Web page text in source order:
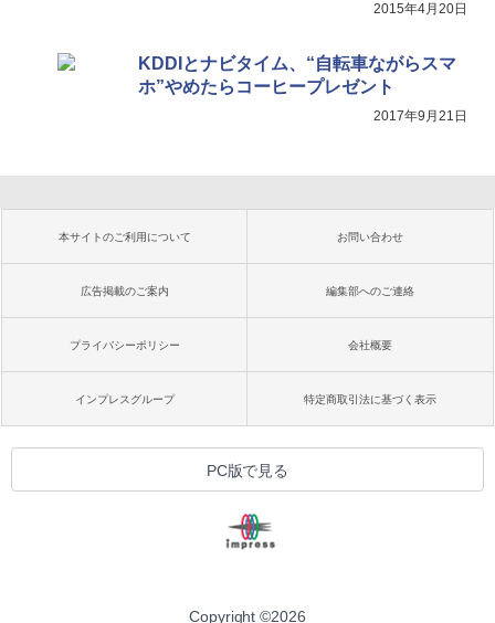
2015年4月20日
KDDIとナビタイム、“自転車ながらスマ
ホ”やめたらコーヒープレゼント
2017年9月21日
本サイトのご利用について お問い合わせ
広告掲載のご案内 編集部へのご連絡
プライバシーポリシー 会社概要
インプレスグループ 特定商取引法に基づく表示
PC版で見る
Copyright ©2026